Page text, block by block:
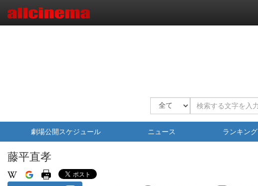
劇場公開スケジュール ニュース ランキング
藤平直孝